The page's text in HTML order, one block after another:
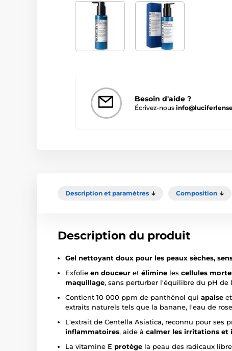
Besoin d'aide ?
Écrivez-nous
Description et paramètres Composition
Description du produit
Gel nettoyant doux pour les peaux sèches,
Exfolie en douceur et élimine les cellules
maquillage, sans perturber l'équilibre du pH de
Contient 10 000 ppm de panthénol qui apaise et
extraits naturels tels que la banane, l'eau de
L'extrait de Centella Asiatica, reconnu pour ses
inflammatoires, aide à calmer les irritations et
La vitamine E protège la peau des radicaux